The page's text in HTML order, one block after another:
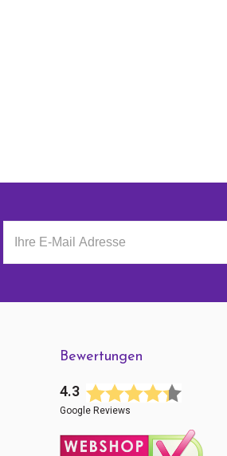
Bewertungen
4.3
Google Reviews